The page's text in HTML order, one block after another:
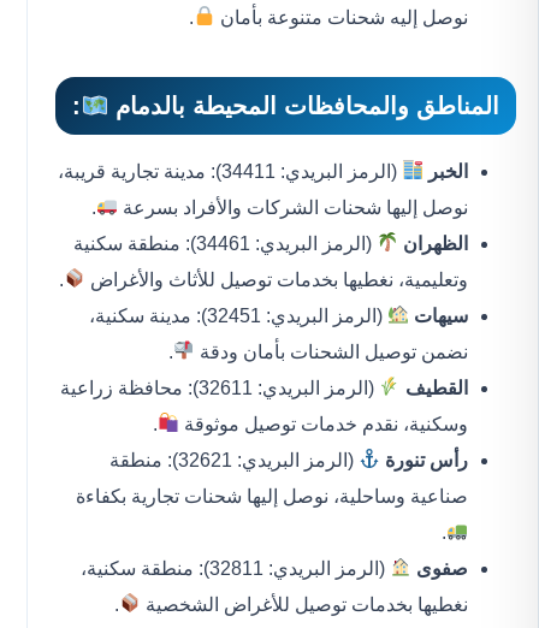
نوصل إليه شحنات متنوعة بأمان
.
المناطق والمحافظات المحيطة بالدمام :
الخبر
(الرمز البريدي: 34411): مدينة تجارية قريبة،
نوصل إليها شحنات الشركات والأفراد بسرعة
.
الظهران
(الرمز البريدي: 34461): منطقة سكنية
وتعليمية، نغطيها بخدمات توصيل للأثاث والأغراض
.
سيهات
(الرمز البريدي: 32451): مدينة سكنية،
نضمن توصيل الشحنات بأمان ودقة
.
القطيف
(الرمز البريدي: 32611): محافظة زراعية
وسكنية، نقدم خدمات توصيل موثوقة
.
رأس تنورة
(الرمز البريدي: 32621): منطقة
صناعية وساحلية، نوصل إليها شحنات تجارية بكفاءة
.
صفوى
(الرمز البريدي: 32811): منطقة سكنية،
نغطيها بخدمات توصيل للأغراض الشخصية
.